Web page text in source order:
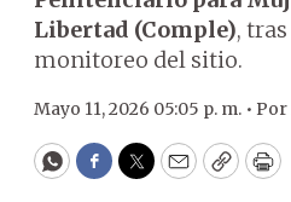
Libertad (Comple),
monitoreo del sitio.
Mayo 11, 2026 05:05 p. m. • Por
WhatsApp
Facebook
Twitter
EmailCopy